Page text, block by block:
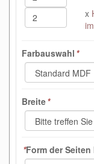
x
Farbauswahl *
Breite*
*Form der